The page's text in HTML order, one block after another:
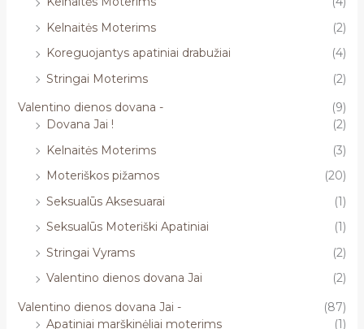
Kelnaitės Moterims
(2)
Koreguojantys apatiniai drabužiai
(4)
Stringai Moterims
(2)
Valentino dienos dovana -
(9)
Dovana Jai !
(2)
Kelnaitės Moterims
(3)
Moteriškos pižamos
(20)
Seksualūs Aksesuarai
(1)
Seksualūs Moteriški Apatiniai
(1)
Stringai Vyrams
(2)
Valentino dienos dovana Jai
(2)
Valentino dienos dovana Jai -
(87)
Apatiniai marškinėliai moterims
(1)